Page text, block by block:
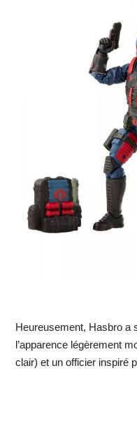
Heureusement, Hasbro a
l’apparence légèrement
clair) et un officier inspiré